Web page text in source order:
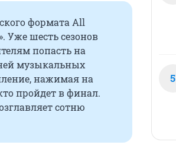
формата All
Уже шесть сезонов
попасть на
музыкальных
нажимая на
пройдет в финал.
сотню
5